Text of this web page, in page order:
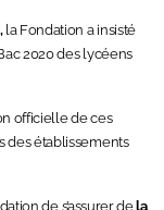
la Fondation a insisté
2020 des lycéens
officielle de ces
des établissements
de s’assurer dela